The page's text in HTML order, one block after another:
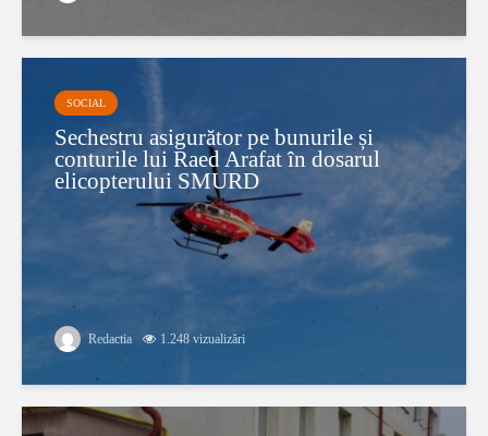
SOCIAL
Sechestru asigurător pe bunurile și
conturile lui Raed Arafat în dosarul
elicopterului SMURD
Redactia 1.248 vizualizări